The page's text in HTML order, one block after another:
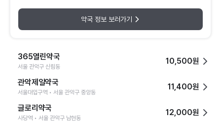
약국 정보 보러가기
365열린약국
서울 관악구 신림동
10,500원
관악제일약국
서울대입구역 • 서울 관악구 중앙동
11,400원
글로리약국
사당역 • 서울 관악구 남현동
12,000원